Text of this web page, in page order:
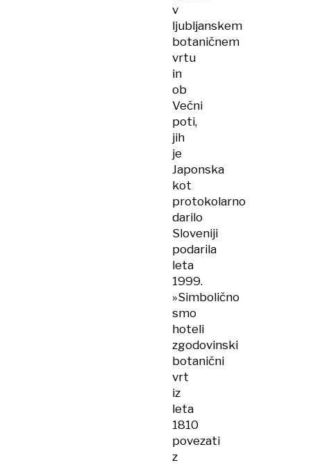
v
ljubljanskem
botaničnem
vrtu
in
ob
Večni
poti,
jih
je
Japonska
kot
protokolarno
darilo
Sloveniji
podarila
leta
1999.
»Simbolično
smo
hoteli
zgodovinski
botanični
vrt
iz
leta
1810
povezati
z